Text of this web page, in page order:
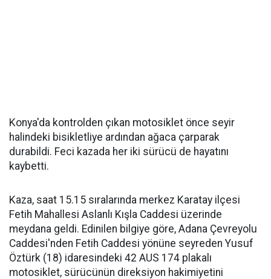
Konya'da kontrolden çıkan motosiklet önce seyir
halindeki bisikletliye ardından ağaca çarparak
durabildi. Feci kazada her iki sürücü de hayatını
kaybetti.
Kaza, saat 15.15 sıralarında merkez Karatay ilçesi
Fetih Mahallesi Aslanlı Kışla Caddesi üzerinde
meydana geldi. Edinilen bilgiye göre, Adana Çevreyolu
Caddesi'nden Fetih Caddesi yönüne seyreden Yusuf
Öztürk (18) idaresindeki 42 AUS 174 plakalı
motosiklet, sürücünün direksiyon hakimiyetini